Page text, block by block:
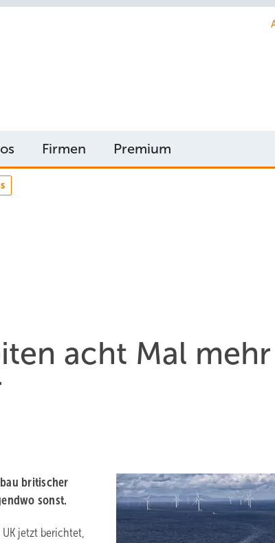
Firmen Premium
acht Mal mehr
britischer
sonst.
jetzt berichtet,